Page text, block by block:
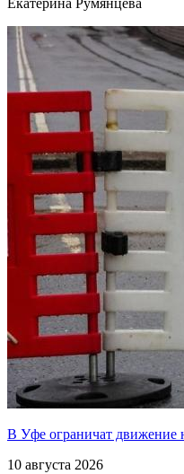
Екатерина Румянцева
В Уфе ограничат движение
10 августа 2026